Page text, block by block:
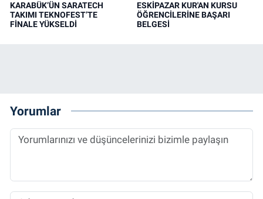
KARABÜK’ÜN SARATECH
TAKIMI TEKNOFEST’TE
FİNALE YÜKSELDİ
ESKİPAZAR KUR'AN KURSU
ÖĞRENCİLERİNE BAŞARI
BELGESİ
Yorumlar